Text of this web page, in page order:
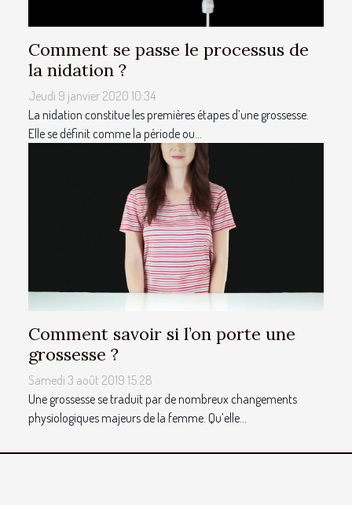
Comment se passe le processus de
la nidation ?
Jeudi 9 janvier 2020 10:34
La nidation constitue les premières étapes d’une grossesse.
Elle se définit comme la période ou...
Comment savoir si l’on porte une
grossesse ?
Samedi 3 août 2019 15:28
Une grossesse se traduit par de nombreux changements
physiologiques majeurs de la femme. Qu’elle...